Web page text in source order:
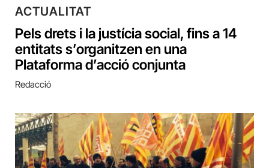
ACTUALITAT
Pels drets i la justícia social, fins a 14
entitats s’organitzen en una
Plataforma d’acció conjunta
Redacció